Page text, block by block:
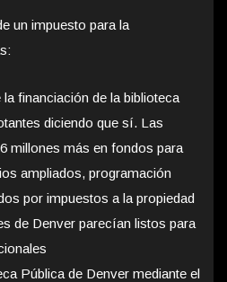
un impuesto para la
financiación de la biblioteca
diciendo que sí. Las
millones más en fondos para
ampliados, programación
por impuestos a la propiedad
de Denver parecían listos para
Pública de Denver mediante el